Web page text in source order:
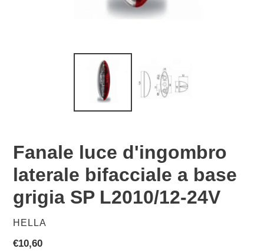
Fanale luce d'ingombro
laterale bifacciale a base
grigia SP L2010/12-24V
VENDITORE
HELLA
Prezzo
€10,60